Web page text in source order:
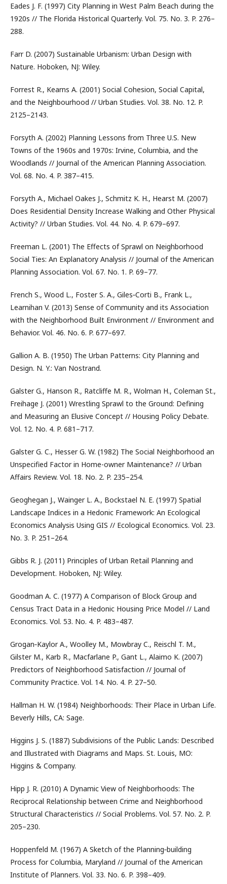
Eades J. F. (1997) City Planning in West Palm Beach during the
1920s // The Florida Historical Quarterly. Vol. 75. No. 3. P. 276–
288.
Farr D. (2007) Sustainable Urbanism: Urban Design with
Nature. Hoboken, NJ: Wiley.
Forrest R., Kearns A. (2001) Social Cohesion, Social Capital,
and the Neighbourhood // Urban Studies. Vol. 38. No. 12. P.
2125–2143.
Forsyth A. (2002) Planning Lessons from Three U.S. New
Towns of the 1960s and 1970s: Irvine, Columbia, and the
Woodlands // Journal of the American Planning Association.
Vol. 68. No. 4. P. 387–415.
Forsyth A., Michael Oakes J., Schmitz K. H., Hearst M. (2007)
Does Residential Density Increase Walking and Other Physical
Activity? // Urban Studies. Vol. 44. No. 4. P. 679–697.
Freeman L. (2001) The Effects of Sprawl on Neighborhood
Social Ties: An Explanatory Analysis // Journal of the American
Planning Association. Vol. 67. No. 1. P. 69–77.
French S., Wood L., Foster S. A., Giles‑Corti B., Frank L.,
Learnihan V. (2013) Sense of Community and its Association
with the Neighborhood Built Environment // Environment and
Behavior. Vol. 46. No. 6. P. 677–697.
Gallion A. B. (1950) The Urban Patterns: City Planning and
Design. N. Y.: Van Nostrand.
Galster G., Hanson R., Ratcliffe M. R., Wolman H., Coleman St.,
Freihage J. (2001) Wrestling Sprawl to the Ground: Defining
and Measuring an Elusive Concept // Housing Policy Debate.
Vol. 12. No. 4. P. 681–717.
Galster G. C., Hesser G. W. (1982) The Social Neighborhood an
Unspecified Factor in Home-owner Maintenance? // Urban
Affairs Review. Vol. 18. No. 2. P. 235–254.
Geoghegan J., Wainger L. A., Bockstael N. E. (1997) Spatial
Landscape Indices in a Hedonic Framework: An Ecological
Economics Analysis Using GIS // Ecological Economics. Vol. 23.
No. 3. P. 251–264.
Gibbs R. J. (2011) Principles of Urban Retail Planning and
Development. Hoboken, NJ: Wiley.
Goodman A. C. (1977) A Comparison of Block Group and
Census Tract Data in a Hedonic Housing Price Model // Land
Economics. Vol. 53. No. 4. P. 483–487.
Grogan‑Kaylor A., Woolley M., Mowbray C., Reischl T. M.,
Gilster M., Karb R., Macfarlane P., Gant L., Alaimo K. (2007)
Predictors of Neighborhood Satisfaction // Journal of
Community Practice. Vol. 14. No. 4. P. 27–50.
Hallman H. W. (1984) Neighborhoods: Their Place in Urban Life.
Beverly Hills, CA: Sage.
Higgins J. S. (1887) Subdivisions of the Public Lands: Described
and Illustrated with Diagrams and Maps. St. Louis, MO:
Higgins & Company.
Hipp J. R. (2010) A Dynamic View of Neighborhoods: The
Reciprocal Relationship between Crime and Neighborhood
Structural Characteristics // Social Problems. Vol. 57. No. 2. P.
205–230.
Hoppenfeld M. (1967) A Sketch of the Planning‑building
Process for Columbia, Maryland // Journal of the American
Institute of Planners. Vol. 33. No. 6. P. 398–409.